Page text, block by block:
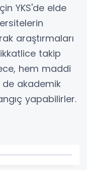
YKS'de elde
araştırmaları
takip
hem maddi
akademik
yapabilirler.